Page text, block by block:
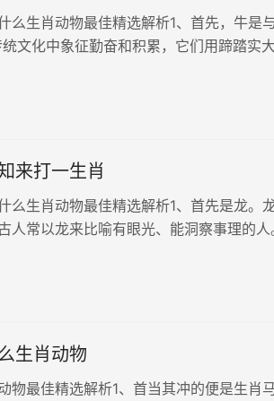
么生肖动物最佳精选解析1、首先，牛是
文化中象征勤奋和积累，它们用蹄踏实
来打一生肖
么生肖动物最佳精选解析1、首先是龙。
人常以龙来比喻有眼光、能洞察事理的人
生肖动物
物最佳精选解析1、首当其冲的便是生肖